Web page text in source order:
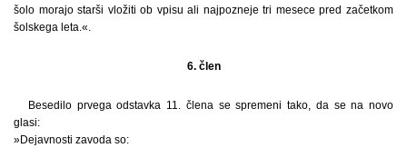
šolo morajo starši vložiti ob vpisu ali najpozneje tri mesece pred začetkom
šolskega leta.«.
6. člen
Besedilo prvega odstavka 11. člena se spremeni tako, da se na novo
glasi:
»Dejavnosti zavoda so: